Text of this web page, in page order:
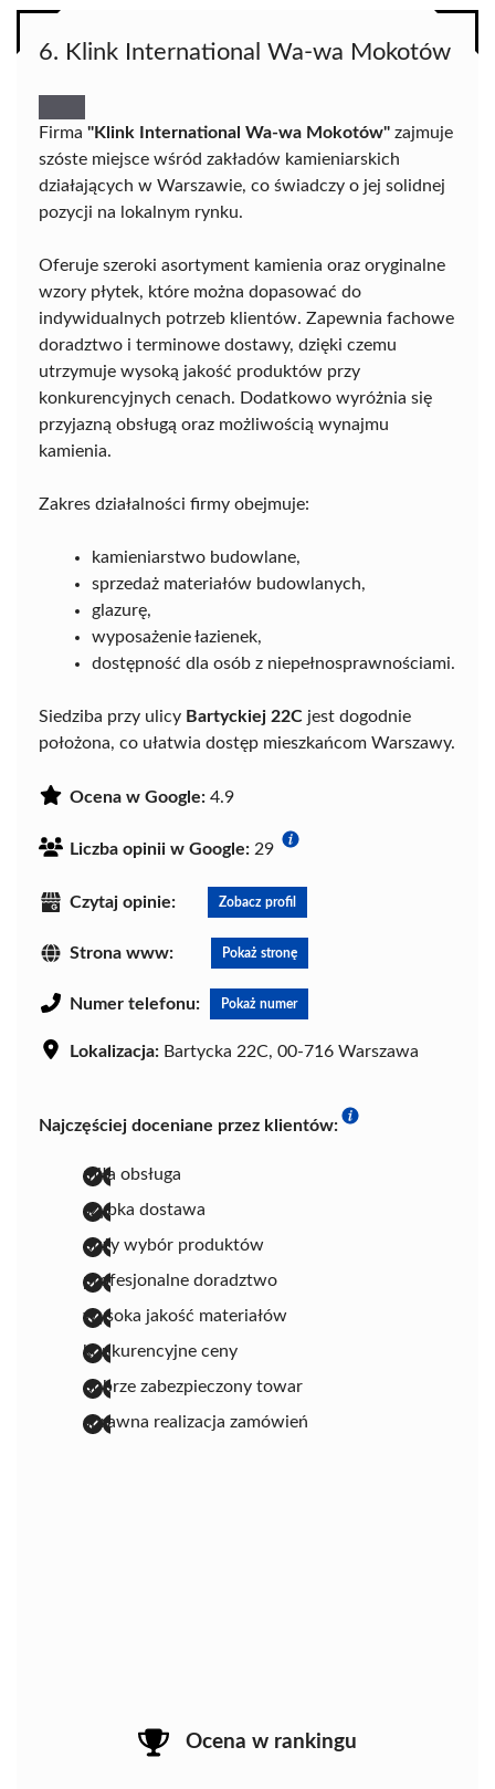
6. Klink International Wa-wa Mokotów
Firma "Klink International Wa-wa Mokotów" zajmuje
szóste miejsce wśród zakładów kamieniarskich
działających w Warszawie, co świadczy o jej solidnej
pozycji na lokalnym rynku.
Oferuje szeroki asortyment kamienia oraz oryginalne
wzory płytek, które można dopasować do
indywidualnych potrzeb klientów. Zapewnia fachowe
doradztwo i terminowe dostawy, dzięki czemu
utrzymuje wysoką jakość produktów przy
konkurencyjnych cenach. Dodatkowo wyróżnia się
przyjazną obsługą oraz możliwością wynajmu
kamienia.
Zakres działalności firmy obejmuje:
kamieniarstwo budowlane,
sprzedaż materiałów budowlanych,
glazurę,
wyposażenie łazienek,
dostępność dla osób z niepełnosprawnościami.
Siedziba przy ulicy Bartyckiej 22C jest dogodnie
położona, co ułatwia dostęp mieszkańcom Warszawy.
Ocena w Google: 4.9
Liczba opinii w Google: 29
Czytaj opinie: Zobacz profil
Strona www: Pokaż stronę
Numer telefonu: Pokaż numer
Lokalizacja: Bartycka 22C, 00-716 Warszawa
Najczęściej doceniane przez klientów:
miła obsługa
szybka dostawa
duży wybór produktów
profesjonalne doradztwo
wysoka jakość materiałów
konkurencyjne ceny
dobrze zabezpieczony towar
sprawna realizacja zamówień
Ocena w rankingu